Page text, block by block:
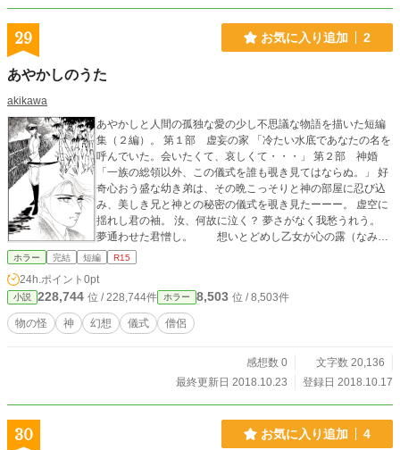
29 お気に入り追加 2
あやかしのうた
akikawa
あやかしと人間の孤独な愛の少し不思議な物語を描いた短編
集（２編）。 第１部 虚妄の家 「冷たい水底であなたの名を
呼んでいた。会いたくて、哀しくて・・・」 第２部 神婚
「一族の総領以外、この儀式を誰も覗き見てはならぬ。」 好
奇心おう盛な幼き弟は、その晩こっそりと神の部屋に忍び込
み、美しき兄と神との秘密の儀式を覗き見たーーー。 虚空に
揺れし君の袖。 汝、何故に泣く？ 夢さがなく我愁うれう。
夢通わせた君憎し。 想いとどめし乙女が心の露（なみ
だ）。 哀しき愛の唄。
ホラー 完結 短編 R15
24h.ポイント 0pt
小説 228,744 位 / 228,744件 ホラー 8,503 位 / 8,503件
物の怪 神 幻想 儀式 僧侶
感想数 0
文字数 20,136
最終更新日 2018.10.23
登録日 2018.10.17
30 お気に入り追加 4